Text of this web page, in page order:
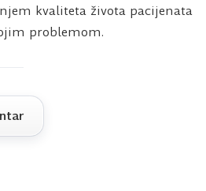
kvaliteta života pacijenata
problemom.